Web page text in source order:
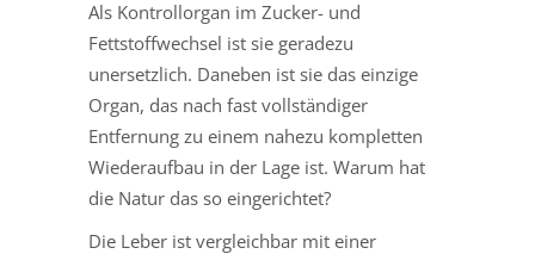
Als Kontrollorgan im Zucker- und
Fettstoffwechsel ist sie geradezu
unersetzlich. Daneben ist sie das einzige
Organ, das nach fast vollständiger
Entfernung zu einem nahezu kompletten
Wiederaufbau in der Lage ist. Warum hat
die Natur das so eingerichtet?
Die Leber ist vergleichbar mit einer